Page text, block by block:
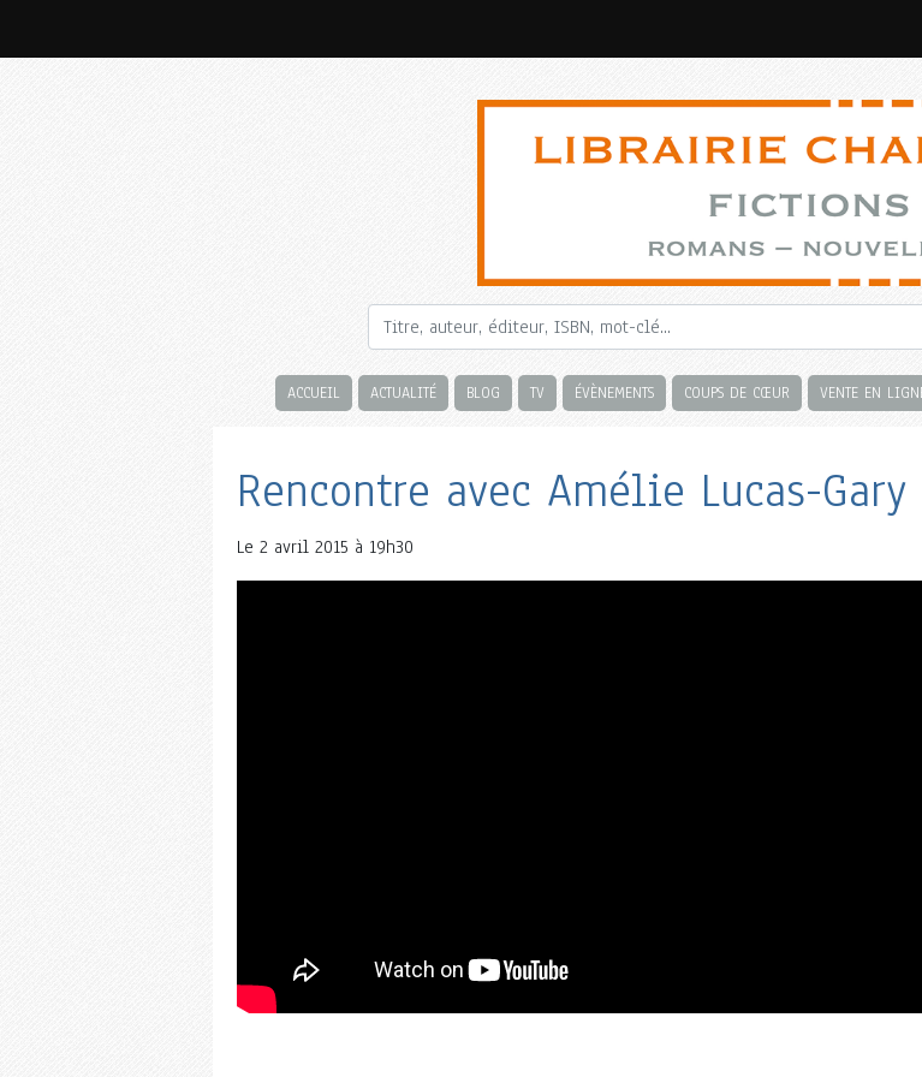
ACCUEIL ACTUALITÉ BLOG TV ÉVÈNEMENTS COUPS DE CŒUR VENTE EN
Rencontre avec Amélie Lucas-Gary
Le 2 avril 2015 à 19h30